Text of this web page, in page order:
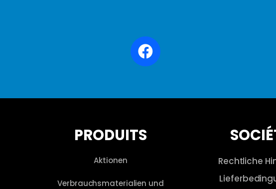
PRODUITS
Aktionen
Verbrauchsmaterialien und
Rechtliche